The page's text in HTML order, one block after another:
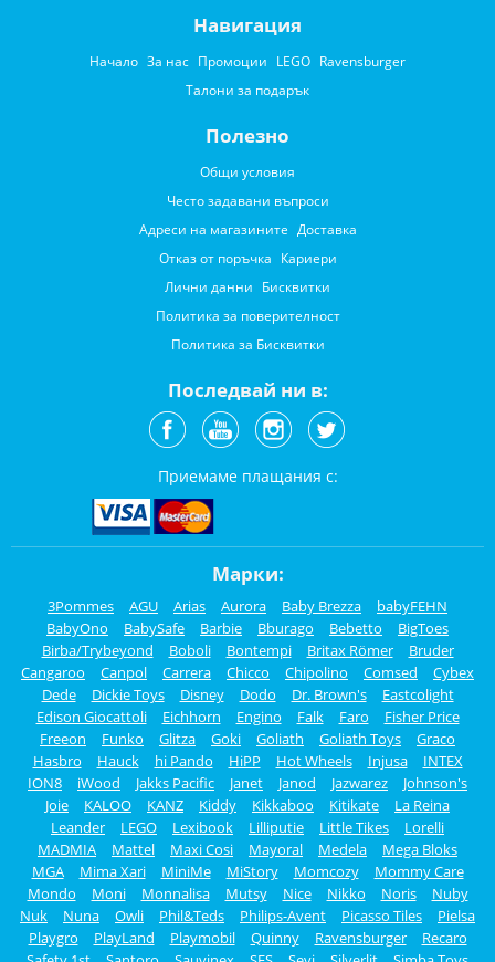
Навигация
Начало За нас Промоции LEGO Ravensburger
Талони за подарък
Полезно
Общи условия
Често задавани въпроси
Адреси на магазините Доставка
Отказ от поръчка Кариери
Лични данни Бисквитки
Политика за поверителност
Политика за Бисквитки
Последвай ни в:
Приемаме плащания с:
Марки:
3Pommes AGU Arias Aurora Baby Brezza
babyFEHN
BabyOno
BabySafe Barbie Bburago Bebetto
BigToes
Birba/Trybeyond
Boboli Bontempi Britax Römer
Bruder
Cangaroo
Canpol Carrera Chicco Chipolino Comsed
Cybex
Dede
Dickie Toys Disney Dodo Dr. Brown's
Eastcolight
Edison Giocattoli
Eichhorn Engino Falk Faro
Fisher Price
Freeon
Funko Glitza Goki Goliath Goliath Toys
Graco
Hasbro
Hauck hi Pando HiPP Hot Wheels Injusa
INTEX
ION8
iWood Jakks Pacific Janet Janod Jazwarez
Johnson's
Joie
KALOO KANZ Kiddy Kikkaboo Kitikate
La Reina
Leander
LEGO Lexibook Lilliputie Little Tikes
Lorelli
MADMIA
Mattel Maxi Cosi Mayoral Medela
Mega Bloks
MGA
Mima Xari MiniMe MiStory Momcozy
Mommy Care
Mondo
Moni Monnalisa Mutsy Nice Nikko Noris
Nuby
Nuk
Nuna Owli Phil&Teds Philips-Avent Picasso Tiles
Pielsa
Playgro
PlayLand Playmobil Quinny Ravensburger
Recaro